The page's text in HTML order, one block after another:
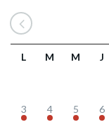
L M M J
3 4 5 6